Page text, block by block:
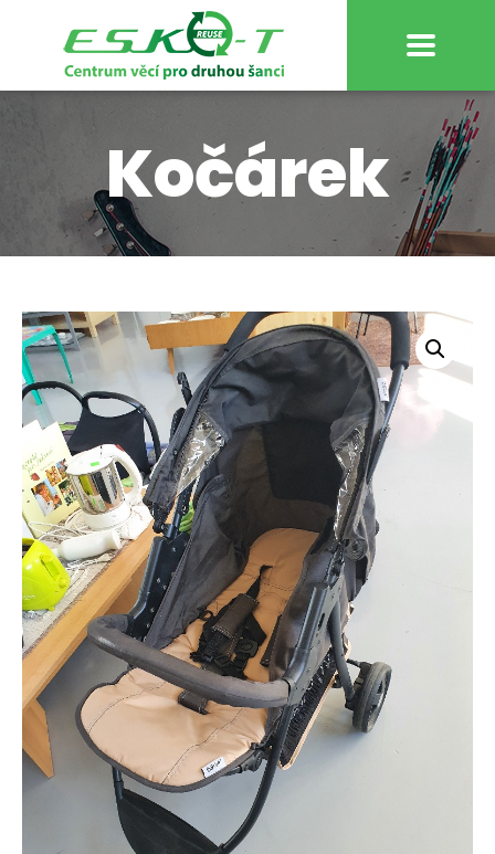
Kočárek